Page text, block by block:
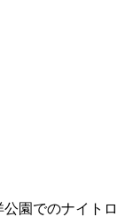
園でのナイトロ